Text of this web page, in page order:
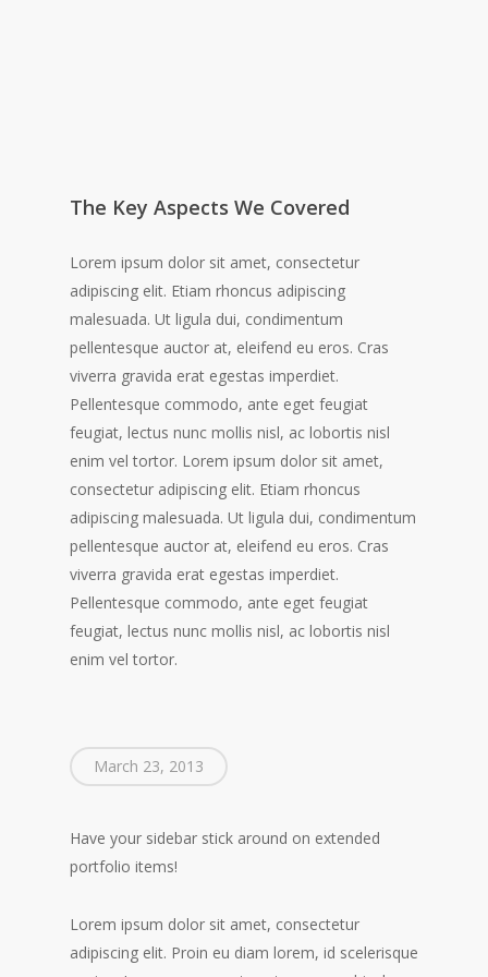
The Key Aspects We Covered
Lorem ipsum dolor sit amet, consectetur
adipiscing elit. Etiam rhoncus adipiscing
malesuada. Ut ligula dui, condimentum
pellentesque auctor at, eleifend eu eros. Cras
viverra gravida erat egestas imperdiet.
Pellentesque commodo, ante eget feugiat
feugiat, lectus nunc mollis nisl, ac lobortis nisl
enim vel tortor. Lorem ipsum dolor sit amet,
consectetur adipiscing elit. Etiam rhoncus
adipiscing malesuada. Ut ligula dui, condimentum
pellentesque auctor at, eleifend eu eros. Cras
viverra gravida erat egestas imperdiet.
Pellentesque commodo, ante eget feugiat
feugiat, lectus nunc mollis nisl, ac lobortis nisl
enim vel tortor.
March 23, 2013
Have your sidebar stick around on extended
portfolio items!
Lorem ipsum dolor sit amet, consectetur
adipiscing elit. Proin eu diam lorem, id scelerisque